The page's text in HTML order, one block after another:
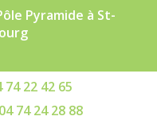
Pyramide à St-
74 22 42 65
04 74 24 28 88